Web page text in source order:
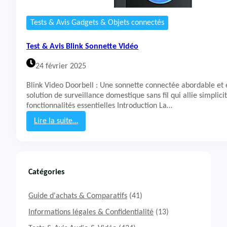
e
s
r
e
l
l
a
n
c
e
c
t
Tests & Avis Gadgets & Objets connectés
Test & Avis Blink Sonnette Vidéo
24 février 2025
Blink Video Doorbell : Une sonnette connectée abordable et
solution de surveillance domestique sans fil qui allie
fonctionnalités essentielles Introduction La…
Lire la suite…
:
A
v
i
Catégories
Guide d'achats & Comparatifs (41)
Informations légales & Confidentialité (13)